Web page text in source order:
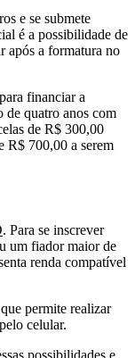
e se submete
é a possibilidade de
após a formatura no
financiar a
de quatro anos com
de R$ 300,00
R$ 700,00 a serem
. Para se inscrever
um fiador maior de
renda compatível
permite realizar
celular.